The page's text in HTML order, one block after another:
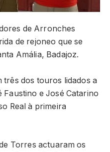
de Arronches
de rejoneo que se
Amália, Badajoz.
dos touros lidados a
e José Catarino
Real à primeira
Torres actuaram os